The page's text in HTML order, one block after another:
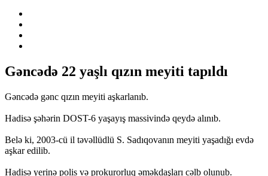
Gəncədə 22 yaşlı qızın meyiti tapıldı
Gəncədə gənc qızın meyiti aşkarlanıb.
Hadisə şəhərin DOST-6 yaşayış massivində qeydə alınıb.
Belə ki, 2003-cü il təvəllüdlü S. Sadıqovanın meyiti yaşadığı evdə
aşkar edilib.
Hadisə yerinə polis və prokurorluq əməkdaşları cəlb olunub.